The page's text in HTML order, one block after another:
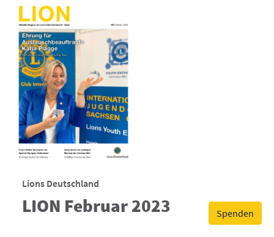
Spenden
Lions Deutschland
LION Februar 2023